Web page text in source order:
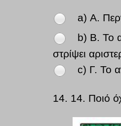
a) Α.
b) Β. Το
στρίψει
c) Γ. Το
14. 14. Ποιό